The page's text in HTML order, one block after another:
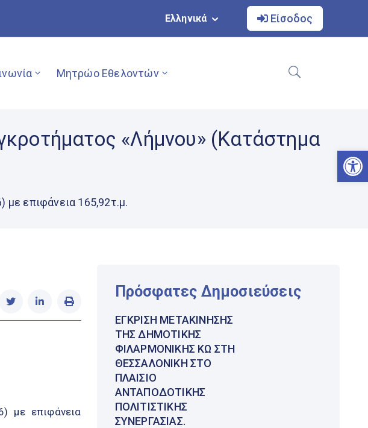
Ελληνικά Είσοδος
Μητρώο Εθελοντών
«Λήμνου» (κατάστημα
επιφάνεια 165,92τ.μ.
με επιφάνεια
Πρόσφατες Δημοσιεύσεις
ΈΓΚΡΙΣΗ ΜΕΤΑΚΊΝΗΣΗΣ
ΤΗΣ ΔΗΜΟΤΙΚΉΣ
ΦΙΛΑΡΜΟΝΙΚΉΣ ΚΩ ΣΤΗ
ΘΕΣΣΑΛΟΝΊΚΗ ΣΤΟ
ΠΛΑΊΣΙΟ
ΑΝΤΑΠΟΔΟΤΙΚΉΣ
ΠΟΛΙΤΙΣΤΙΚΉΣ
ΣΥΝΕΡΓΑΣΊΑΣ.